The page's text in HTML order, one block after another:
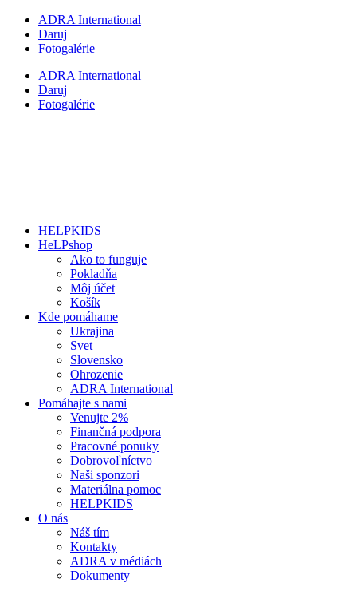
Preskočiť
obsah
ADRA International
Daruj
Fotogalérie
ADRA International
Daruj
Fotogalérie
HELPKIDS
HeLPshop
Ako to funguje
Pokladňa
Môj účet
Košík
Kde pomáhame
Ukrajina
Svet
Slovensko
Ohrozenie
ADRA International
Pomáhajte s nami
Venujte 2%
Finančná podpora
Pracovné ponuky
Dobrovoľníctvo
Naši sponzori
Materiálna pomoc
HELPKIDS
O nás
Náš tím
Kontakty
ADRA v médiách
Dokumenty